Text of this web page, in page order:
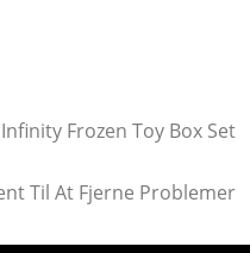
Frozen Toy Box Set
Til At Fjerne Problemer